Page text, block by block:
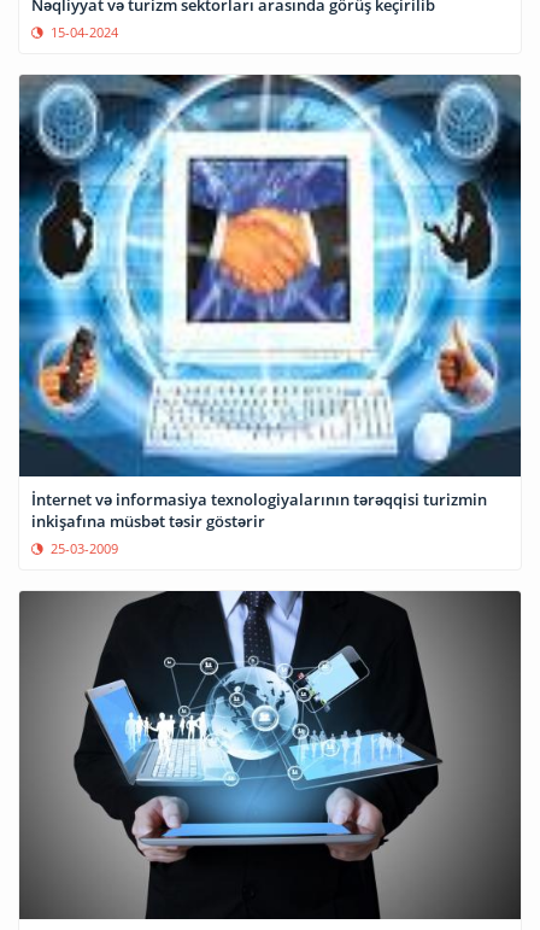
Nəqliyyat və turizm sektorları arasında görüş keçirilib
15-04-2024
İnternet və informasiya texnologiyalarının tərəqqisi turizmin
inkişafına müsbət təsir göstərir
25-03-2009